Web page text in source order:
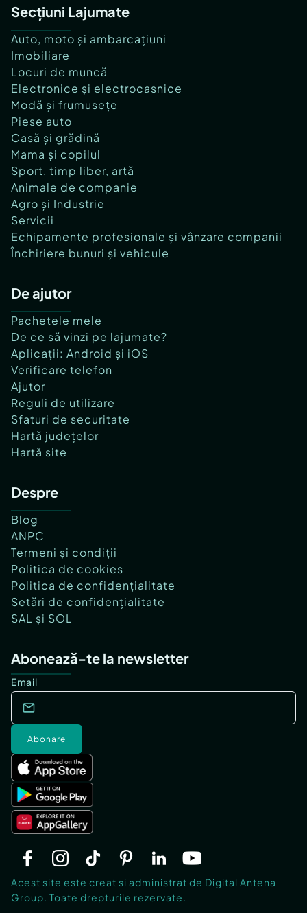
Secțiuni Lajumate
Auto, moto și ambarcațiuni
Imobiliare
Locuri de muncă
Electronice și electrocasnice
Modă și frumusețe
Piese auto
Casă și grădină
Mama și copilul
Sport, timp liber, artă
Animale de companie
Agro și Industrie
Servicii
Echipamente profesionale și vânzare companii
Închiriere bunuri și vehicule
De ajutor
Pachetele mele
De ce să vinzi pe lajumate?
Aplicații: Android și iOS
Verificare telefon
Ajutor
Reguli de utilizare
Sfaturi de securitate
Hartă județelor
Hartă site
Despre
Blog
ANPC
Termeni și condiții
Politica de cookies
Politica de confidențialitate
Setări de confidențialitate
SAL și SOL
Abonează-te la newsletter
Email
Abonare
Acest site este creat si administrat de Digital Antena
Group. Toate drepturile rezervate.